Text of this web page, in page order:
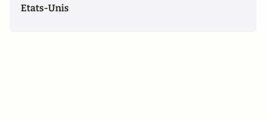
Etats-Unis